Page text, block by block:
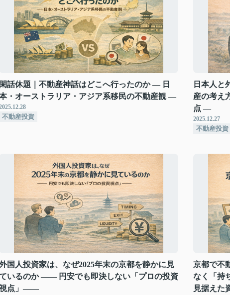
閑話休題｜不動産神話はどこへ行ったのか ― 日
・オーストラリア・アジア系移民の不動産観 ―
不動産投資
日本人と
産の考え
点 —
2025.12.27
不動産投資
国人投資家は、なぜ2025年末の京都を静かに見
いるのか ―― 円安でも即決しない「プロの投資
点」――
京都で不
なく「持
見据えた